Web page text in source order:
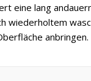
eine lang
wiederholtem
anbringen.